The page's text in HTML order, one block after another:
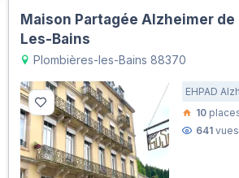
Maison Partagée Alzheimer
Les-Bains
Plombières-les-Bains 88370
EHPAD
10
641 vues